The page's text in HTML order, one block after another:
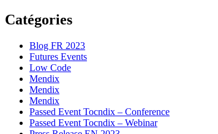
Catégories
Blog FR 2023
Futures Events
Low Code
Mendix
Mendix
Mendix
Passed Event Tocndix – Conference
Passed Event Tocndix – Webinar